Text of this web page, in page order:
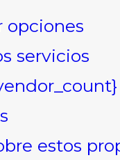
opciones
servicios
estos